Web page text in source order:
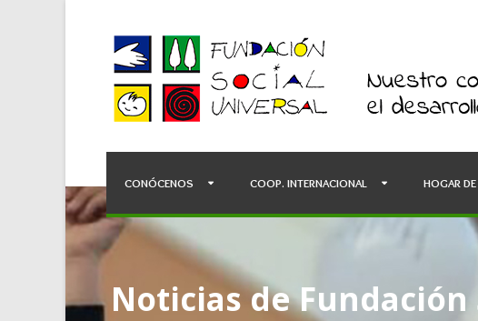
CONÓCENOS COOP. INTERNACIONAL HOGAR DE
Noticias de